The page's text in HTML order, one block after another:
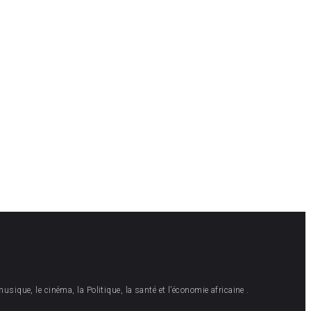
le cinéma, la Politique, la santé et l’économie africaine .